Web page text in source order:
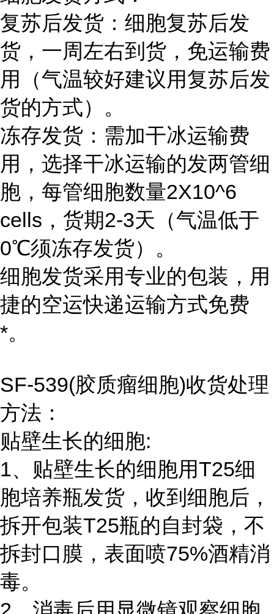
复苏后发货：细胞复苏后发
货，一周左右到货，免运输费
用（气温较好建议用复苏后发
货的方式）。
冻存发货：需加干冰运输费
用，选择干冰运输的发两管细
胞，每管细胞数量2X10^6
cells，货期2-3天（气温低于
0℃须冻存发货）。
细胞发货采用专业的包装，用
捷的空运快递运输方式免费
*。
SF-539(胶质瘤细胞)收货处理
方法：
贴壁生长的细胞:
1、贴壁生长的细胞用T25细
胞培养瓶发货，收到细胞后，
拆开包装T25瓶的自封袋，不
拆封口膜，表面喷75%酒精消
毒。